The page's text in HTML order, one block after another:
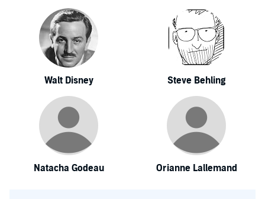
Walt Disney Steve Behling
Natacha Godeau Orianne Lallemand